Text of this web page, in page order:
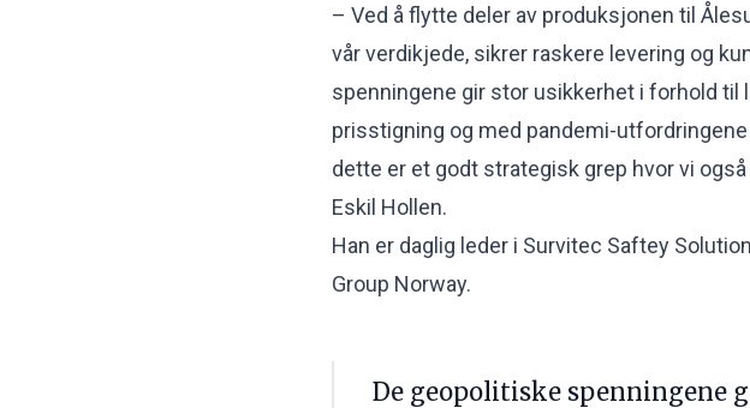
– Ved å flytte deler av produksjonen til
vår verdikjede, sikrer raskere levering og
spenningene gir stor usikkerhet i forhold til
prisstigning og med pandemi-
dette er et godt strategisk grep hvor vi
Eskil Hollen.
Han er daglig leder i Survitec Saftey
Group Norway.
De geopolitiske spenningene